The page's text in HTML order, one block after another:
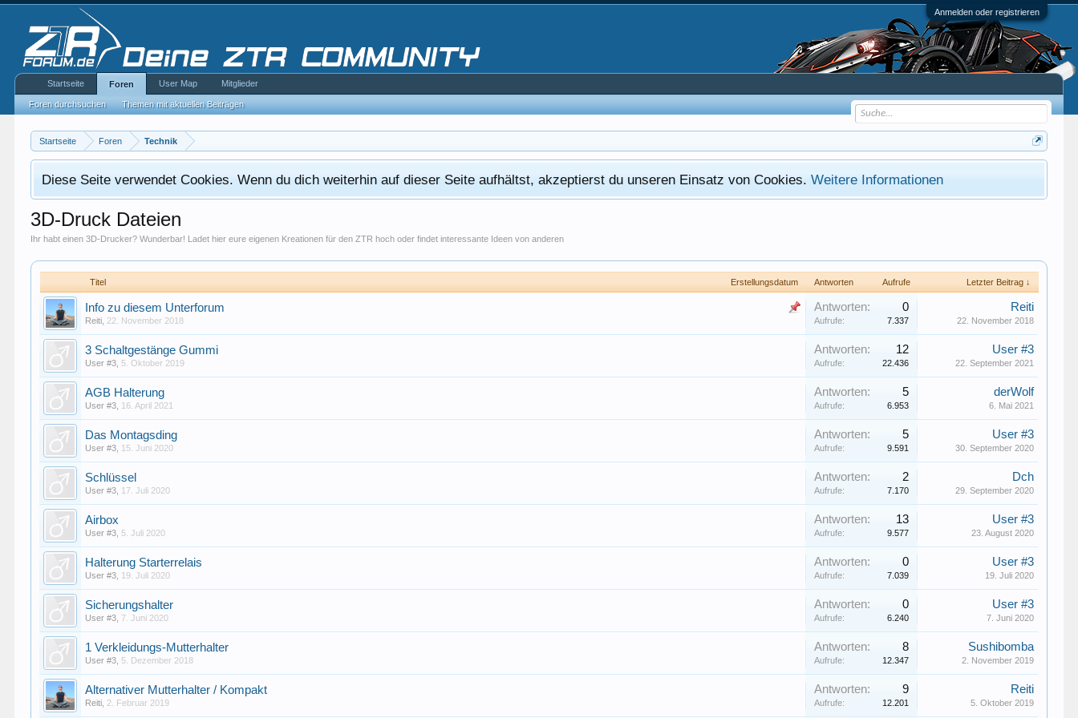
Anmelden oder registrieren
Startseite Foren Technik
Diese Seite verwendet Cookies. Wenn du dich weiterhin auf dieser Seite aufhältst, akzeptierst du unseren Einsatz von Cookies.Weitere Informationen
3D-Druck Dateien
Ihr habt einen 3D-Drucker? Wunderbar! Ladet hier eure eigenen Kreationen für den ZTR hoch oder findet interessante Ideen von anderen
Titel Erstellungsdatum Antworten Aufrufe Letzter Beitrag ↓
Info zu diesem Unterforum
Reiti 22. November 2018
Antworten: 0
Aufrufe: 7.337
Reiti
22. November 2018
3 Schaltgestänge Gummi
User #3 5. Oktober 2019
Antworten: 12
Aufrufe: 22.436
User #3
22. September 2021
AGB Halterung
User #3 16. April 2021
Antworten: 5
Aufrufe: 6.953
derWolf
6. Mai 2021
Das Montagsding
User #3 15. Juni 2020
Antworten: 5
Aufrufe: 9.591
User #3
30. September 2020
Schlüssel
User #3 17. Juli 2020
Antworten: 2
Aufrufe: 7.170
Dch
29. September 2020
Airbox
User #3 5. Juli 2020
Antworten: 13
Aufrufe: 9.577
User #3
23. August 2020
Halterung Starterrelais
User #3 19. Juli 2020
Antworten: 0
Aufrufe: 7.039
User #3
19. Juli 2020
Sicherungshalter
User #3 7. Juni 2020
Antworten: 0
Aufrufe: 6.240
User #3
7. Juni 2020
1 Verkleidungs-Mutterhalter
User #3 5. Dezember 2018
Antworten: 8
Aufrufe: 12.347
Sushibomba
2. November 2019
Alternativer Mutterhalter / Kompakt
Reiti 2. Februar 2019
Antworten: 9
Aufrufe: 12.201
Reiti
5. Oktober 2019
Startseite Foren
Foren durchsuchen Themen mit aktuellen Beiträgen
User Map Mitglieder